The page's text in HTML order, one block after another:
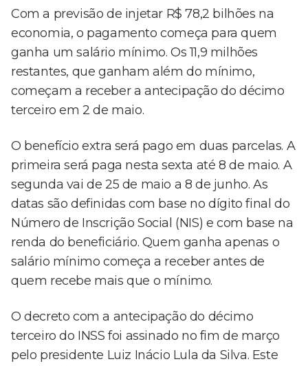
Com a previsão de injetar R$ 78,2 bilhões na
economia, o pagamento começa para quem
ganha um salário mínimo. Os 11,9 milhões
restantes, que ganham além do mínimo,
começam a receber a antecipação do décimo
terceiro em 2 de maio.
O benefício extra será pago em duas parcelas. A
primeira será paga nesta sexta até 8 de maio. A
segunda vai de 25 de maio a 8 de junho. As
datas são definidas com base no dígito final do
Número de Inscrição Social (NIS) e com base na
renda do beneficiário. Quem ganha apenas o
salário mínimo começa a receber antes de
quem recebe mais que o mínimo.
O decreto com a antecipação do décimo
terceiro do INSS foi assinado no fim de março
pelo presidente Luiz Inácio Lula da Silva. Este